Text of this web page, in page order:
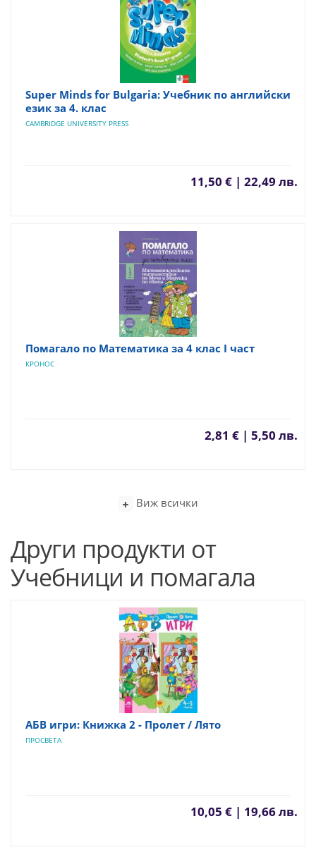
Super Minds for Bulgaria: Учебник по английски
език за 4. клас
CAMBRIDGE UNIVERSITY PRESS
11,50 € | 22,49 лв.
Помагало по Математика за 4 клас I част
КРОНОС
2,81 € | 5,50 лв.
Виж всички
Други продукти от
Учебници и помагала
АБВ игри: Книжка 2 - Пролет / Лято
ПРОСВЕТА
10,05 € | 19,66 лв.